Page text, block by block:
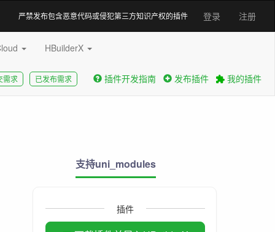
登录 注册
严禁发布包含恶意代码或侵犯第三方知识产权的插件
HBuilderX
需求 已发布需求 插件开发指南 发布插件 我的插件
支持uni_modules
插件